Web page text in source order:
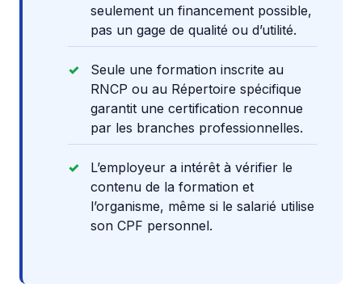
seulement un financement possible,
pas un gage de qualité ou d’utilité.
Seule une formation inscrite au
RNCP ou au Répertoire spécifique
garantit une certification reconnue
par les branches professionnelles.
L’employeur a intérêt à vérifier le
contenu de la formation et
l’organisme, même si le salarié utilise
son CPF personnel.